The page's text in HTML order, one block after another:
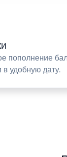
пополнение
в удобную дату.